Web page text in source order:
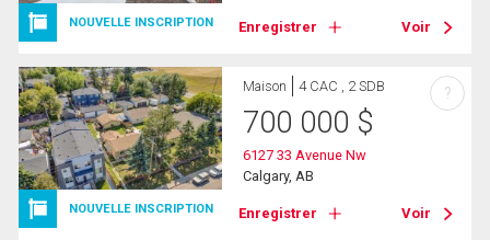
NOUVELLE INSCRIPTION Enregistrer Voir
NOUVELLE INSCRIPTION
Maison 4 CAC , 2 SDB
700 000 $
6127 33 Avenue Nw
Calgary, AB
Enregistrer Voir
?